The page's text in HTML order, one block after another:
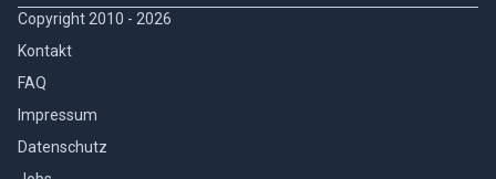
Copyright 2010 - 2026
Kontakt
FAQ
Impressum
Datenschutz